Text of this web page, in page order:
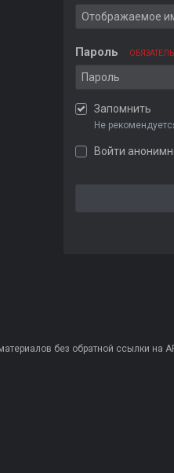
Пароль
Запомнить
Не
Войти
без обратной ссылки на